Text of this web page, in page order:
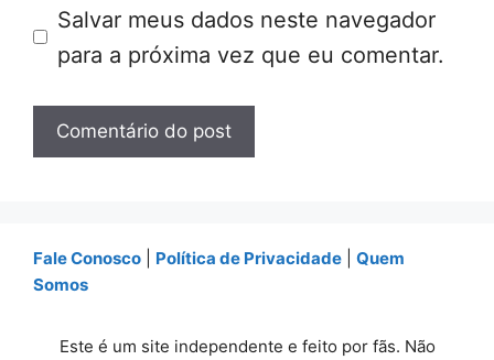
Salvar meus dados neste navegador
para a próxima vez que eu comentar.
Fale Conosco Política de Privacidade
Quem
Somos
Este é um site independente e feito por fãs. Não